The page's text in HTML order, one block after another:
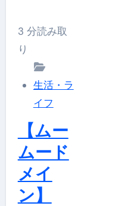
3 分読み取
り
生活・ラ
イフ
【ムー
ムード
メイ
ン】